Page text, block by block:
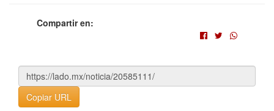
Compartir en:
Copiar URL